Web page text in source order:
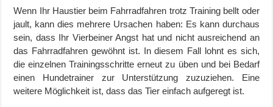
Wenn Ihr Haustier beim Fahrradfahren trotz Training bellt oder
jault, kann dies mehrere Ursachen haben: Es kann durchaus
sein, dass Ihr Vierbeiner Angst hat und nicht ausreichend an
das Fahrradfahren gewöhnt ist. In diesem Fall lohnt es sich,
die einzelnen Trainingsschritte erneut zu üben und bei Bedarf
einen Hundetrainer zur Unterstützung zuzuziehen. Eine
weitere Möglichkeit ist, dassdas Tier einfach aufgeregt ist.